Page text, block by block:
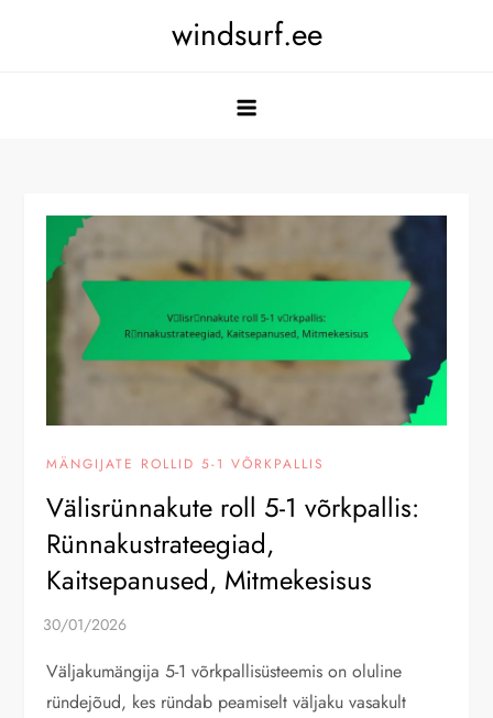
windsurf.ee
MÄNGIJATE ROLLID 5-1 VÕRKPALLIS
Välisrünnakute roll 5-1 võrkpallis:
Rünnakustrateegiad,
Kaitsepanused, Mitmekesisus
Väljakumängija 5-1 võrkpallisüsteemis on oluline
ründejõud, kes ründab peamiselt väljaku vasakult